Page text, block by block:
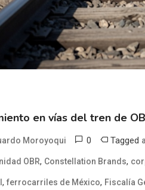
en vías del tren de
Moroyoqui 0 Tagged
OBR, Constellation Brands,
, ferrocarriles de México, Fiscalía